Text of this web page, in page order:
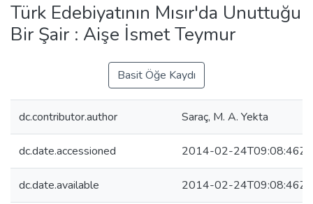
Türk Edebiyatının Mısır'da Unuttuğu
Bir Şair : Aişe İsmet Teymur
Basit Öğe Kaydı
dc.contributor.author Saraç, M. A. Yekta
dc.date.accessioned 2014-02-24T09:08:46Z
dc.date.available 2014-02-24T09:08:46Z